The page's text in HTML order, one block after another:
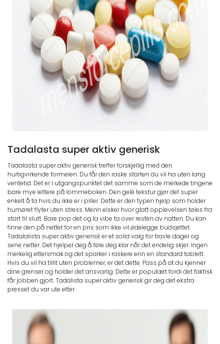
Tadalasta super aktiv generisk
Tadalasta super aktiv generisk treffer forskjellig med den
hurtigvirkende formelen. Du får den raske starten du vil ha uten lang
ventetid. Det er i utgangspunktet det samme som de merkede tingene
bare mye lettere på lommeboken. Den gelé tekstur gjør det super
enkelt å ta hvis du ikke er i piller. Dette er den typen hjelp som holder
humøret flyter uten stress. Menn elsker hvor glatt opplevelsen føles fra
start til slutt. Bare pop det og la vibe ta over resten av natten. Du kan
finne den på nettet for en pris som ikke vil ødelegge budsjettet.
Tadalalista super aktiv generisk er et solid valg for travle dager og
sene netter. Det hjelper deg å føle deg klar når det endelig skjer. Ingen
merkelig ettersmak og det sparker i raskere enn en standard tablett.
Hvis du vil ha tillit uten problemer, er det dette. Pass på at du kjenner
dine grenser og holder det ansvarlig. Dette er populært fordi det faktisk
får jobben gjort. Tadalista super aktiv generisk gir deg det ekstra
presset du var ute etter.